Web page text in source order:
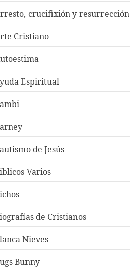
crucifixión y resurrección
Cristiano
Espiritual
de Jesús
Varios
de Cristianos
Nieves
Bunny